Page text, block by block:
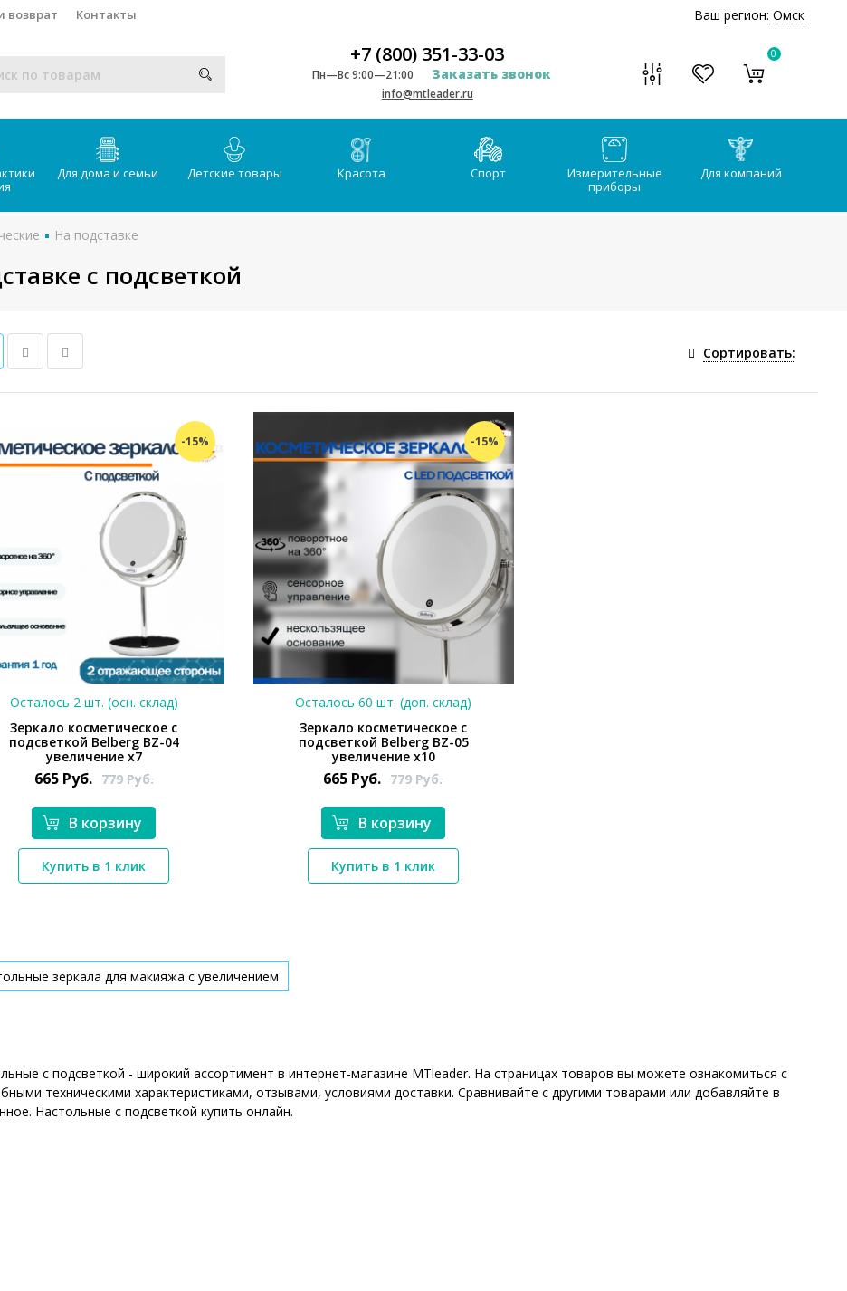
возврат Контакты Ваш регион: Омск
+7 (800) 351-33-03
Пн—Вс 9:00—21:00 Заказать звонок
info@mtleader.ru
0
Для дома и семьи Детские товары Красота Спорт
Измерительные
приборы
Для компаний
На подставке
с подсветкой
Сортировать:
-15%
*}
Осталось 2 шт. (осн. склад)
Зеркало косметическое с
подсветкой Belberg BZ-04
увеличение х7
665 Руб. 779Руб.
В корзину
Купить в 1 клик
-15%
Осталось 60 шт. (доп. склад)
Зеркало косметическое с
подсветкой Belberg BZ-05
увеличение х10
665 Руб. 779Руб.
В корзину
Купить в 1 клик
зеркала для макияжа с увеличением
с подсветкой - широкий ассортимент в интернет-магазине MTleader. На страницах товаров вы можете ознакомиться с
техническими характеристиками, отзывами, условиями доставки. Сравнивайте с другими товарами или добавляйте в
Настольные с подсветкой купить онлайн.